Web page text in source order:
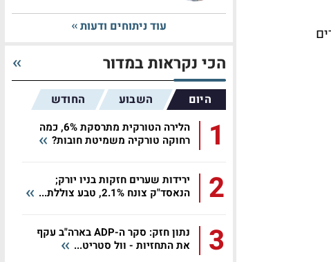
בארה"ב, ועוד כ-6 מקרים
עוד ניתוחים ודעות
הכי נקראות במדור
היום השבוע החודש
1
הלירה הטורקית מתרסקת 6%, כמה
רחוקה טורקיה משמיטת חובות?
2
ירידות שערים חזקות בניו יורק;
הנאסד"ק צונח 2.1%, טבע צוללת...
3
נתון חזק: סקר ה-ADP בארה"ב עקף
את התחזיות - וול סטריט...